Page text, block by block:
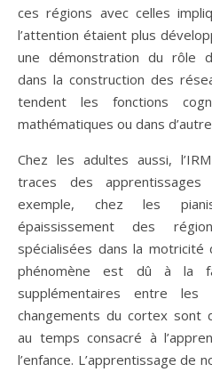
ces régions avec celles
l’attention étaient plus
une démonstration du rôle
dans la construction des
tendent les fonctions
mathématiques ou dans
Chez les adultes aussi,
traces des
exemple, chez les
épaississement des
spécialisées dans la motricité
phénomène est dû à la
supplémentaires entre
changements du cortex sont
au temps consacré à
l’enfance. L’apprentissage de